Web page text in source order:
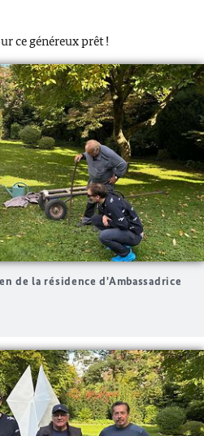
ce généreux prêt !
de la résidence d'Ambassadrice